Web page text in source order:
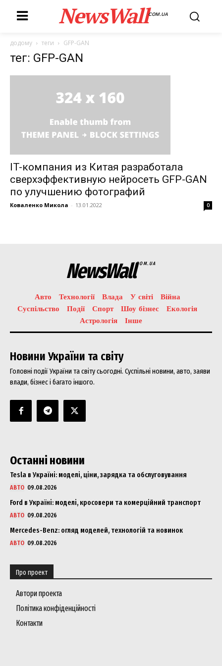
News Week
Magazine PRO
Company
About
Contact us
My account
NewsWallCOM.UA
додому теги GFP-GAN
тег: GFP-GAN
IT-компания из Китая разработала
сверхэффективную нейросеть GFP-GAN
по улучшению фотографий
Коваленко Микола - 13.01.2022 0
NewsWallCOM.UA
Авто Технології Влада У світі
Війна
Суспільство
Події Спорт Шоу бізнес
Екологія
Астрологія
Інше
Новини України та світу
Головні події України та світу сьогодні. Суспільні новини, авто, заяви
влади, бізнес і багато іншого.
Останні новини
Tesla в Україні: моделі, ціни, зарядка та обслуговування
АВТО 09.08.2026
Ford в Україні: моделі, кросовери та комерційний транспорт
АВТО 09.08.2026
Mercedes-Benz: огляд моделей, технологій та новинок
АВТО 09.08.2026
Про проект
Автори проекта
Політика конфіденційності
Контакти